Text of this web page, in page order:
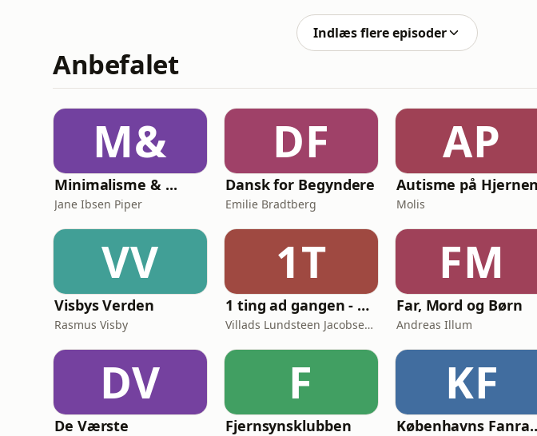
Indlæs flere episoder
Anbefalet
M&
Minimalisme & ...
Jane Ibsen Piper
DF
Dansk for Begyndere
Emilie Bradtberg
AP
Autisme på Hjernen
Molis
VV
Visbys Verden
Rasmus Visby
1T
1 ting ad gangen - Naturvidenskab skåret ud i pap
Villads Lundsteen Jacobsen & Tobias Wang Bjerg
FM
Far, Mord og Børn
Andreas Illum
DV
De Værste
F
Fjernsynsklubben
KF